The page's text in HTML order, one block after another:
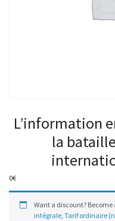
L’information
la
0€
Want a discount?
intégrale, Tarif ordinaire